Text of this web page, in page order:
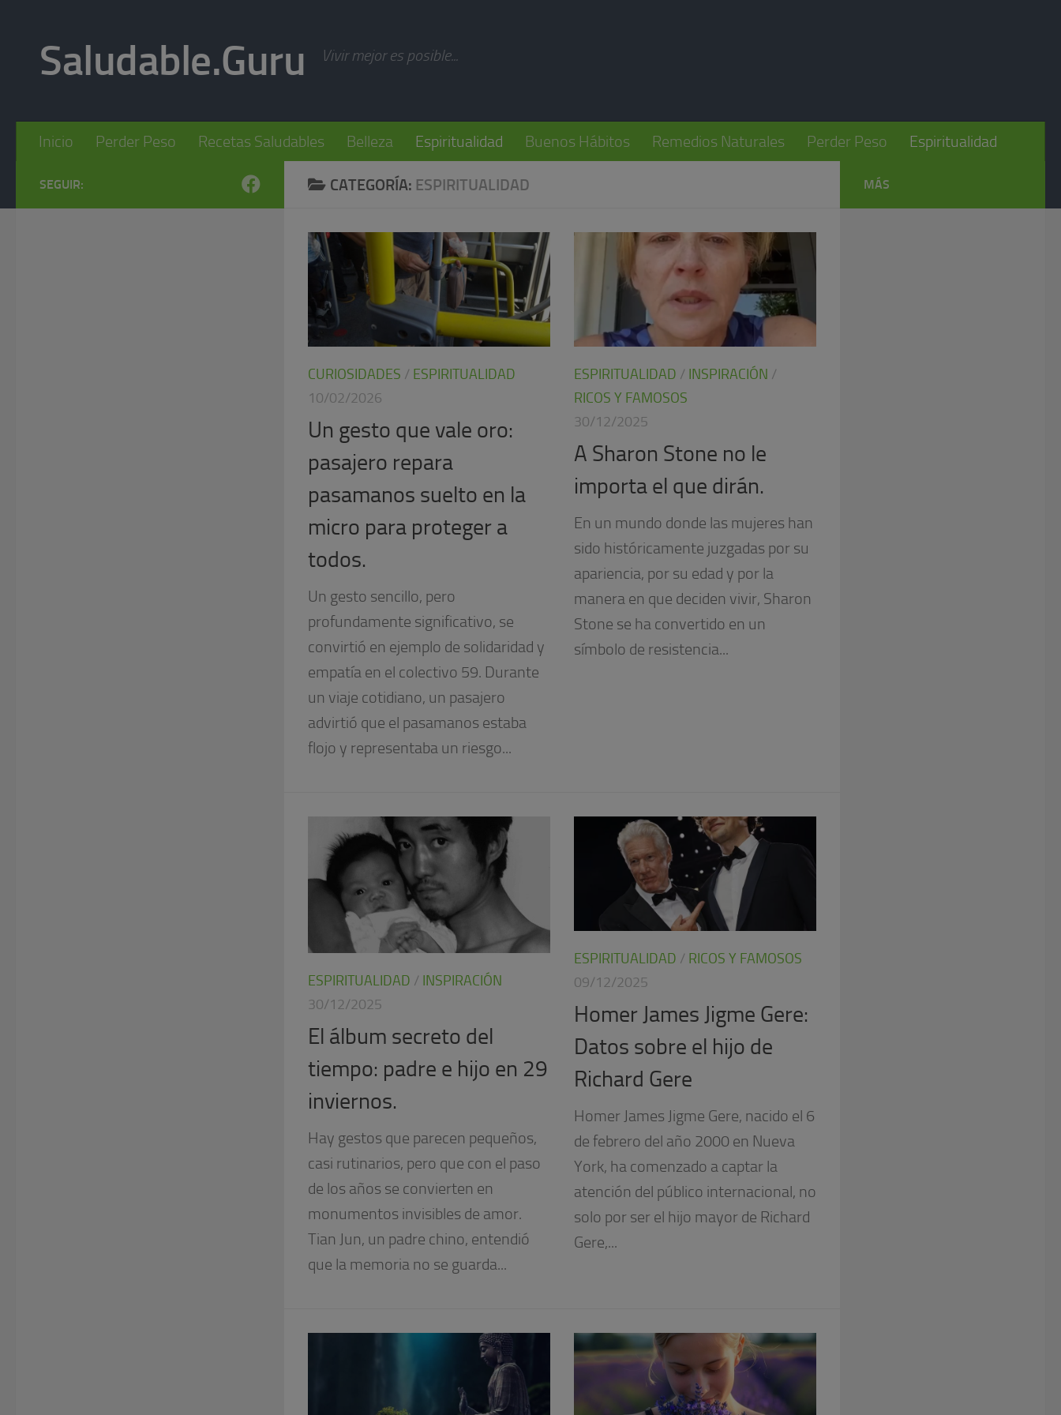
Saludable.Guru Vivir mejor es posible...
Inicio Perder Peso Recetas Saludables Belleza Espiritualidad Buenos Hábitos Remedios Naturales Perder Peso Espiritualidad
CATEGORÍA: ESPIRITUALIDAD
CURIOSIDADES / ESPIRITUALIDAD
10/02/2026
Un gesto que vale oro:
pasajero repara
pasamanos suelto en la
micro para proteger a
todos.
Un gesto sencillo, pero
profundamente significativo, se
convirtió en ejemplo de solidaridad y
empatía en el colectivo 59. Durante
un viaje cotidiano, un pasajero
advirtió que el pasamanos estaba
flojo y representaba un riesgo...
ESPIRITUALIDAD / INSPIRACIÓN /
RICOS Y FAMOSOS
30/12/2025
A Sharon Stone no le
importa el que dirán.
En un mundo donde las mujeres han
sido históricamente juzgadas por su
apariencia, por su edad y por la
manera en que deciden vivir, Sharon
Stone se ha convertido en un
símbolo de resistencia...
ESPIRITUALIDAD / INSPIRACIÓN
30/12/2025
El álbum secreto del
tiempo: padre e hijo en 29
inviernos.
Hay gestos que parecen pequeños,
casi rutinarios, pero que con el paso
de los años se convierten en
monumentos invisibles de amor.
Tian Jun, un padre chino, entendió
que la memoria no se guarda...
ESPIRITUALIDAD / RICOS Y FAMOSOS
09/12/2025
Homer James Jigme Gere:
Datos sobre el hijo de
Richard Gere
Homer James Jigme Gere, nacido el 6
de febrero del año 2000 en Nueva
York, ha comenzado a captar la
atención del público internacional, no
solo por ser el hijo mayor de Richard
Gere,...
SEGUIR: MÁS